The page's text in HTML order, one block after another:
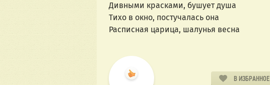
Дивными красками, бушует душа
Тихо в окно, постучалась она
Расписная царица, шалунья весна
В ИЗБРАННОЕ